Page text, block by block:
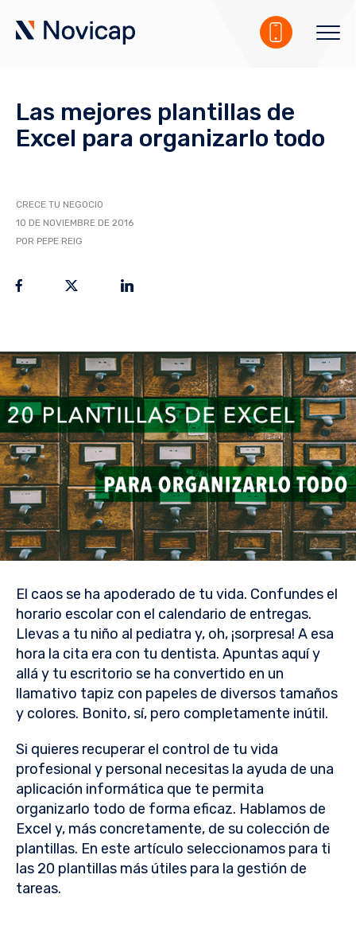
Las mejores plantillas de
Excel para organizarlo todo
CRECE TU NEGOCIO
10 DE NOVIEMBRE DE 2016
POR PEPE REIG
El caos se ha apoderado de tu vida. Confundes el
horario escolar con el calendario de entregas.
Llevas a tu niño al pediatra y, oh, ¡sorpresa! A esa
hora la cita era con tu dentista. Apuntas aquí y
allá y tu escritorio se ha convertido en un
llamativo tapiz con papeles de diversos tamaños
y colores. Bonito, sí, pero completamente inútil.
Si quieres recuperar el control de tu vida
profesional y personal necesitas la ayuda de una
aplicación informática que te permita
organizarlo todo de forma eficaz. Hablamos de
Excel y, más concretamente, de su colección de
plantillas. En este artículo seleccionamos para ti
las 20 plantillas más útiles para la gestión de
tareas.